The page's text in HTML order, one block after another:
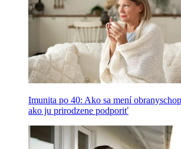
Imunita po 40: Ako sa mení
ako ju prirodzene podporiť